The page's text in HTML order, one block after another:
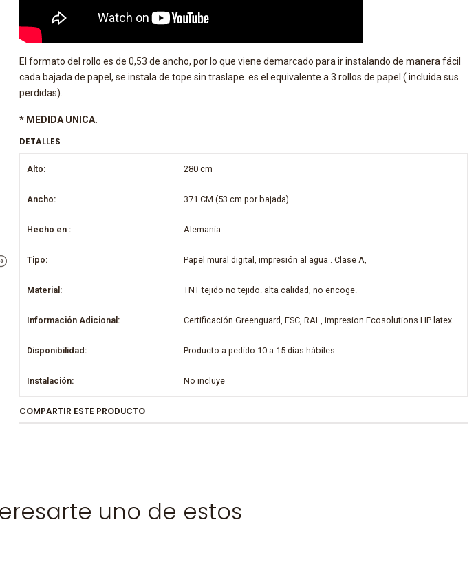
El formato del rollo es de 0,53 de ancho, por lo que viene demarcado para ir instalando de manera fácil
cada bajada de papel, se instala de tope sin traslape. es el equivalente a 3 rollos de papel ( incluida sus
perdidas).
* MEDIDA UNICA.
DETALLES
Alto: 280 cm
Ancho: 371 CM (53 cm por bajada)
Hecho en : Alemania
Tipo: Papel mural digital, impresión al agua . Clase A,
Material: TNT tejido no tejido. alta calidad, no encoge.
Información Adicional: Certificación Greenguard, FSC, RAL, impresion Ecosolutions HP latex.
Disponibilidad: Producto a pedido 10 a 15 días hábiles
Instalación: No incluye
COMPARTIR ESTE PRODUCTO
uno de estos